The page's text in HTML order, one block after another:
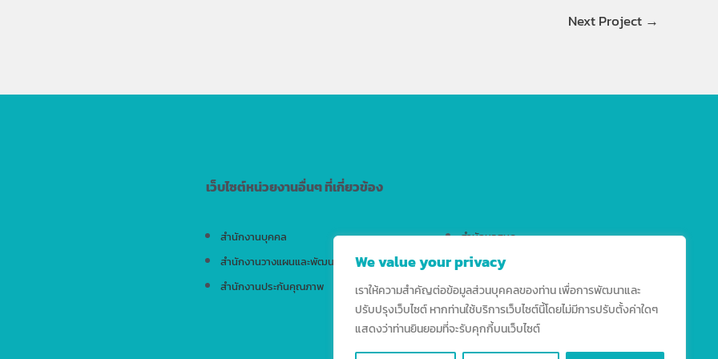
We value your privacy
เราให้ความสำคัญต่อข้อมูลส่วนบุคคลของท่าน เพื่อการพัฒนาและ
ปรับปรุงเว็บไซต์ หากท่านใช้บริการเว็บไซต์นี้โดยไม่มีการปรับตั้งค่าใดๆ
แสดงว่าท่านยินยอมที่จะรับคุกกี้บนเว็บไซต์
Next Project →
เว็บไซต์หน่วยงานอื่นๆ ที่เกี่ยวข้อง
สำนักงานบุคคล
สำนักงานวางแผนและพัฒนา
สำนักงานประกันคุณภาพ
สำนักหอสมุด
สำนักงานมาตรฐานวิชาการ
สำนักบริการเทคโนโลยีสารสนเทศ